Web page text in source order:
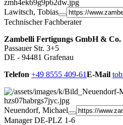
Lawitsch, Tobias
Technischer Fachberater
Zambelli Fertigungs GmbH & Co.
Passauer Str. 3+5
DE - 94481 Grafenau
Telefon +49 8555 409-61E-Mail
Neuendorf, Michael
Manager DE-PLZ 1-6